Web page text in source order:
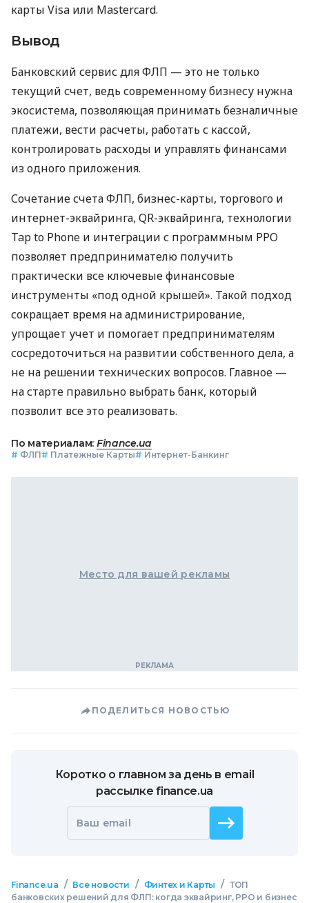
карты Visa или Mastercard.
Вывод
Банковский сервис для ФЛП — это не только
текущий счет, ведь современному бизнесу нужна
экосистема, позволяющая принимать безналичные
платежи, вести расчеты, работать с кассой,
контролировать расходы и управлять финансами
из одного приложения.
Сочетание счета ФЛП, бизнес-карты, торгового и
интернет-эквайринга, QR-эквайринга, технологии
Tap to Phone и интеграции с программным РРО
позволяет предпринимателю получить
практически все ключевые финансовые
инструменты «под одной крышей». Такой подход
сокращает время на администрирование,
упрощает учет и помогает предпринимателям
сосредоточиться на развитии собственного дела, а
не на решении технических вопросов. Главное —
на старте правильно выбрать банк, который
позволит все это реализовать.
По материалам: Finance.ua
# ФЛП# Платежные Карты# Интернет-Банкинг
Место для вашей рекламы
ПОДЕЛИТЬСЯ НОВОСТЬЮ
Коротко о главном за день в email
рассылке finance.ua
Ваш email
Finance.ua / Все новости / Финтех и Карты / ТОП
банковских решений для ФЛП: когда эквайринг, РРО и бизнес